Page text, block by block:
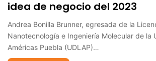
idea de negocio del 2023
Andrea Bonilla Brunner, egresada de la
Nanotecnología e Ingeniería Molecular de la
Américas Puebla (UDLAP)…